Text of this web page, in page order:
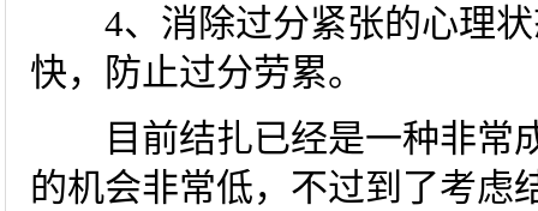
4、消除过分紧张的心理状
快，防止过分劳累。
目前结扎已经是一种非常
的机会非常低，不过到了考虑